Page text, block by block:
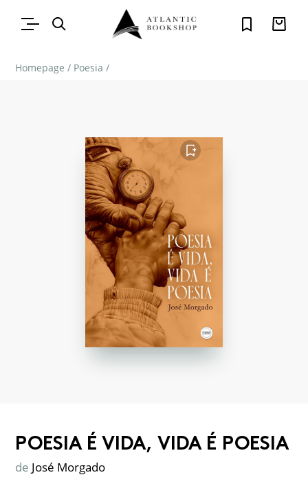
Homepage / Poesia /
FAVORITO
POESIA É VIDA, VIDA É POESIA
de José Morgado